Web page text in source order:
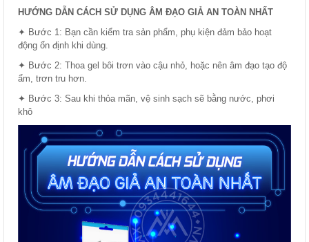
HƯỚNG DẪN CÁCH SỬ DỤNG ÂM ĐẠO GIẢ AN TOÀN NHẤT
✦ Bước 1: Bạn cần kiểm tra sản phẩm, phụ kiện đảm bảo hoạt
động ổn định khi dùng.
✦ Bước 2: Thoa gel bôi trơn vào cậu nhỏ, hoặc nên âm đạo tạo độ
ẩm, trơn tru hơn.
✦ Bước 3: Sau khi thỏa mãn, vệ sinh sạch sẽ bằng nước, phơi
khô